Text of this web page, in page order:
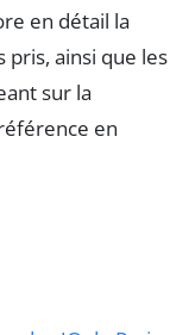
en détail la
ainsi que les
sur la
en